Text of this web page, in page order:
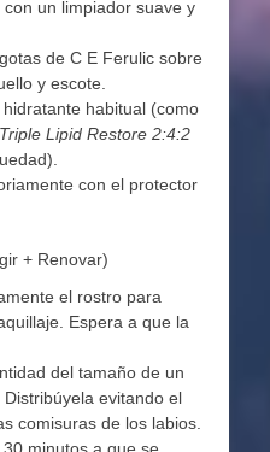
un limpiador suave y
de C E Ferulic sobre
y escote.
habitual (como
Triple Lipid Restore 2:4:2
con el protector
+ Renovar)
el rostro para
Espera a que la
del tamaño de un
evitando el
comisuras de los labios.